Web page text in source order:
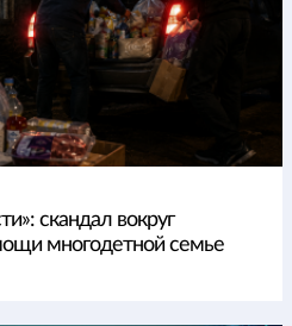
скандал вокруг
многодетной семье